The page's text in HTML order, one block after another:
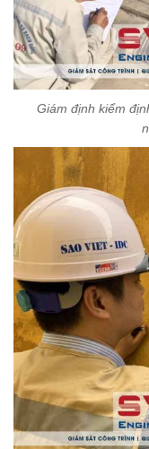
Giám định kiểm